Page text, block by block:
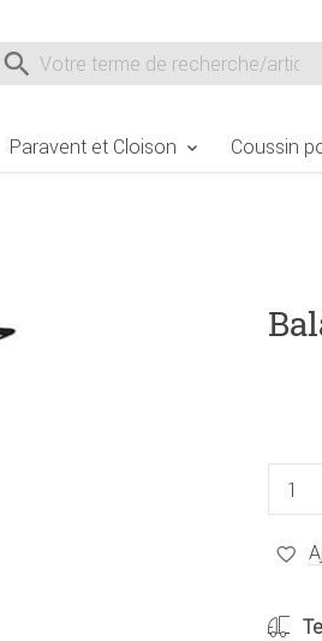
Suche nach
Paravent et Cloison Coussin